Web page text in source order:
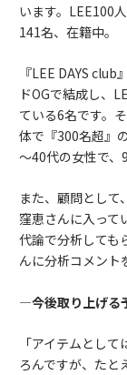
います。LEE100
141名、在籍中。
『LEE DAYS
ドOGで結成し、
ている6名です。
体で『300名超』
～40代の女性で、
また、顧問として
窪恵さんに入って
代論で分析しても
んに分析コメント
―今後取り上げる
「アイテムとし
ろんですが、たと